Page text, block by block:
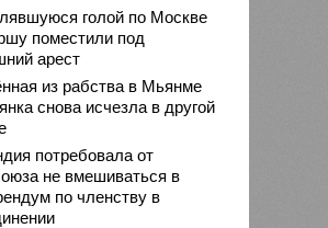
голой по Москве
поместили под
арест
из рабства в Мьянме
снова исчезла в другой
потребовала от
не вмешиваться в
по членству в